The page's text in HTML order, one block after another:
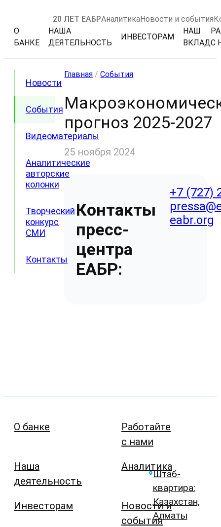
20 ЛЕТ ЕАБРАналитикаНовости и события
О
БАНКЕ
НАША
ДЕЯТЕЛЬНОСТЬ
ИНВЕСТОРАМ
НАШ
ВКЛАДС
Новости
События
Видеоматериалы
Аналитические
авторские
колонки
Творческий
конкурс
СМИ
Контакты
Главная /События
прогноз 2025-2027
25 ноября 2024
Контакты
пресс-
центра
ЕАБР:
+7 (727)
eabr.org
О банке
Наша
деятельность
Инвесторам
Работайте
с нами
Аналитика
Новости и
события
Штаб-
квартира:
Казахстан,
Алматы